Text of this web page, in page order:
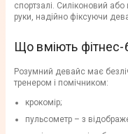
спортзалі. Силіконовий
руки, надійно фіксуючи
Що вміють фітнес-
Розумний девайс має
тренером і помічником:
крокомір;
пульсометр – з